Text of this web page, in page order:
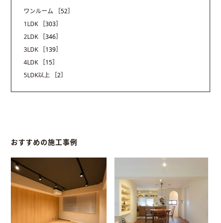
ワンルーム
［52］
1LDK
［303］
2LDK
［346］
3LDK
［139］
4LDK
［15］
5LDK以上
［2］
おすすめの施工事例